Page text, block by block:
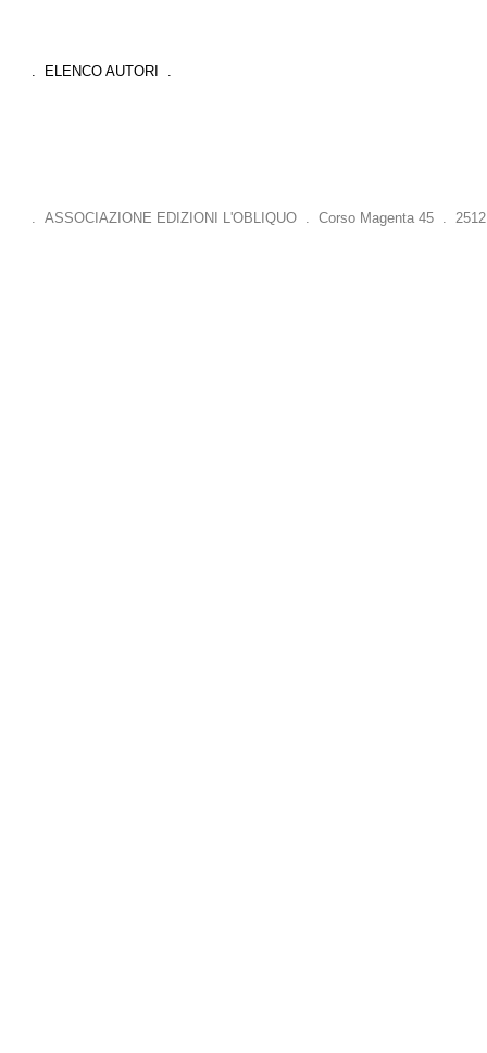
. ELENCO AUTORI .
. ASSOCIAZIONE EDIZIONI L'OBLIQUO . Corso Magenta 45 .